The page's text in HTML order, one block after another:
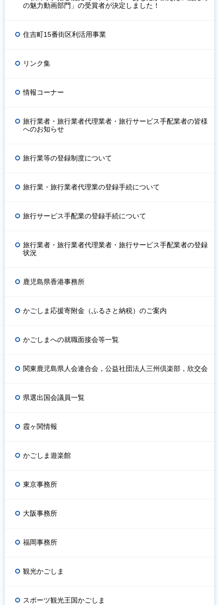
の魅力動画部門」の受賞者が決定しました！
住吉町15番街区利活用事業
リンク集
情報コーナー
旅行業者・旅行業者代理業者・旅行サービス手配業者の皆様
へのお知らせ
旅行業等の登録制度について
旅行業・旅行業者代理業の登録手続について
旅行サービス手配業の登録手続について
旅行業者・旅行業者代理業者・旅行サービス手配業者の登録
状況
鹿児島県香港事務所
かごしま応援寄附金（ふるさと納税）のご案内
かごしまへの就職面接会等一覧
関東鹿児島県人会連合会，公益社団法人三州倶楽部，欣交会
県選出国会議員一覧
霞ヶ関情報
かごしま遊楽館
東京事務所
大阪事務所
福岡事務所
観光かごしま
スポーツ観光王国かごしま